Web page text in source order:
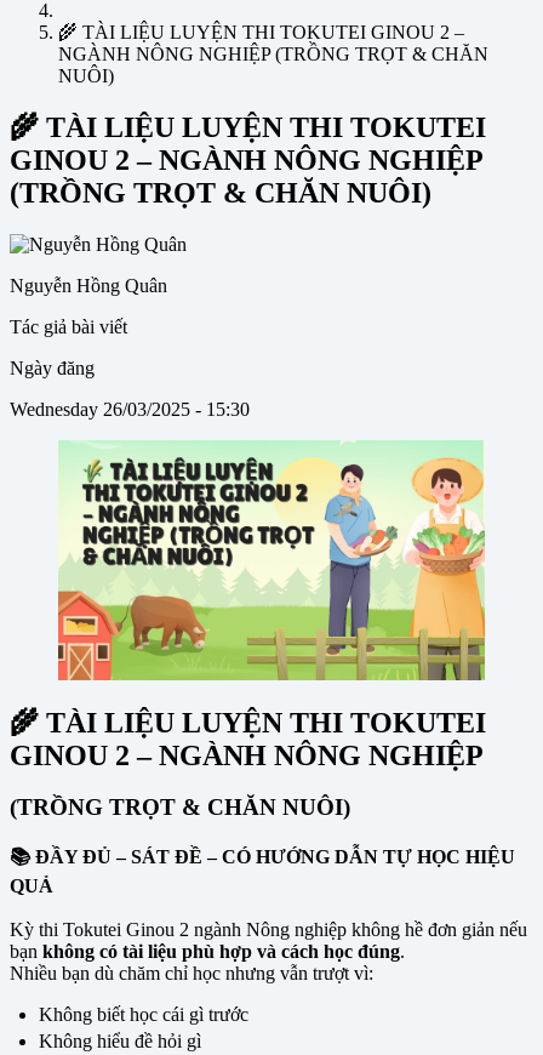
🌾 TÀI LIỆU LUYỆN THI TOKUTEI GINOU 2 –
NGÀNH NÔNG NGHIỆP (TRỒNG TRỌT & CHĂN
NUÔI)
🌾 TÀI LIỆU LUYỆN THI TOKUTEI
GINOU 2 – NGÀNH NÔNG NGHIỆP
(TRỒNG TRỌT & CHĂN NUÔI)
Nguyễn Hồng Quân
Tác giả bài viết
Ngày đăng
Wednesday 26/03/2025 - 15:30
🌾 TÀI LIỆU LUYỆN THI TOKUTEI
GINOU 2 – NGÀNH NÔNG NGHIỆP
(TRỒNG TRỌT & CHĂN NUÔI)
📚 ĐẦY ĐỦ – SÁT ĐỀ – CÓ HƯỚNG DẪN TỰ HỌC HIỆU
QUẢ
Kỳ thi Tokutei Ginou 2 ngành Nông nghiệp không hề đơn giản nếu
bạn không có tài liệu phù hợp và cách học đúng.
Nhiều bạn dù chăm chỉ học nhưng vẫn trượt vì:
Không biết học cái gì trước
Không hiểu đề hỏi gì